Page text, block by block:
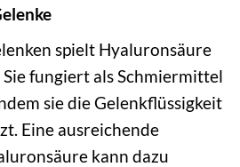
spielt Hyaluronsäure
fungiert als Schmiermittel
sie die Gelenkflüssigkeit
Eine ausreichende
kann dazu